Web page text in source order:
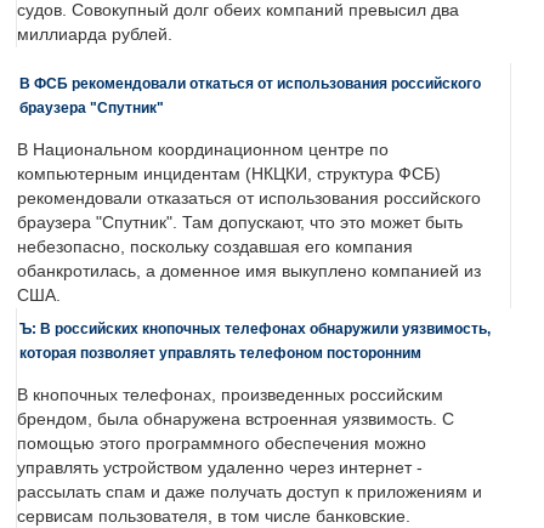
судов. Совокупный долг обеих компаний превысил два
миллиарда рублей.
В ФСБ рекомендовали откаться от использования российского
браузера "Спутник"
В Национальном координационном центре по
компьютерным инцидентам (НКЦКИ, структура ФСБ)
рекомендовали отказаться от использования российского
браузера "Спутник". Там допускают, что это может быть
небезопасно, поскольку создавшая его компания
обанкротилась, а доменное имя выкуплено компанией из
США.
Ъ: В российских кнопочных телефонах обнаружили уязвимость,
которая позволяет управлять телефоном посторонним
В кнопочных телефонах, произведенных российским
брендом, была обнаружена встроенная уязвимость. С
помощью этого программного обеспечения можно
управлять устройством удаленно через интернет -
рассылать спам и даже получать доступ к приложениям и
сервисам пользователя, в том числе банковские.